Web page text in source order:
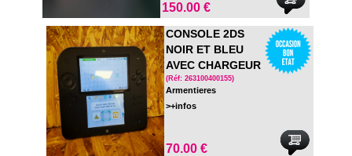
150.00 €
CONSOLE 2DS
NOIR ET BLEU
AVEC CHARGEUR
(Réf: 263100400155)
Armentieres
>+infos
70.00 €